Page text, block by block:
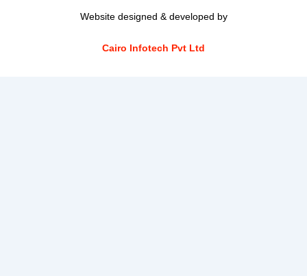
Website designed & developed by
Cairo Infotech Pvt Ltd